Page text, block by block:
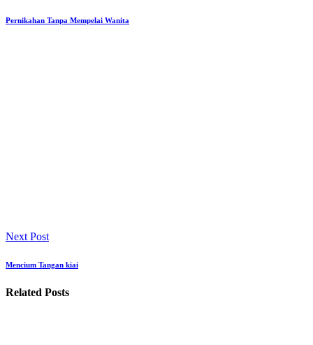
Pernikahan Tanpa Mempelai Wanita
Next Post
Mencium Tangan kiai
Related Posts